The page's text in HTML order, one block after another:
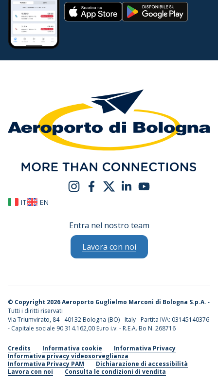
IT EN
Entra nel nostro team
Lavora con noi
© Copyright 2026 Aeroporto Guglielmo Marconi di Bologna S.p.A. -
Tutti i diritti riservati
Via Triumvirato, 84 - 40132 Bologna (BO) - Italy - Partita IVA: 03145140376
- Capitale sociale 90.314.162,00 Euro i.v. - R.E.A. Bo N. 268716
Credits Informativa cookie
Informativa Privacy
Informativa privacy videosorveglianza
Informativa Privacy PAM
Dichiarazione di accessibilità
Lavora con noi
Consulta le condizioni di vendita